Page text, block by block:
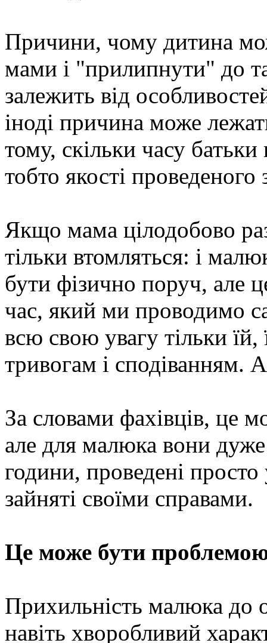
Причини, чому дитина
мами і "прилипнути" до
залежить від
іноді причина може
тому, скільки часу
тобто якості проведеного
Якщо мама цілодобово
тільки втомляться: і
бути фізично поруч, але
час, який ми проводимо
всю свою увагу тільки їй,
тривогам і сподіванням.
За словами фахівців, це
але для малюка вони
години, проведені
зайняті своїми справами.
Це може бути
Прихильність малюка до
навіть хворобливий